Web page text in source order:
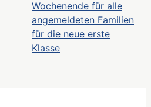
Wochenende für alle
angemeldeten Familien
für die neue erste
Klasse